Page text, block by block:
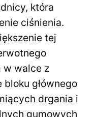
która
ciśnienia.
tej
w walce z
bloku głównego
drgania i
gumowych